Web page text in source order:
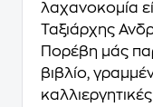
λαχανοκομία
Ταξιάρχης
Πορέβη μάς
βιβλίο,